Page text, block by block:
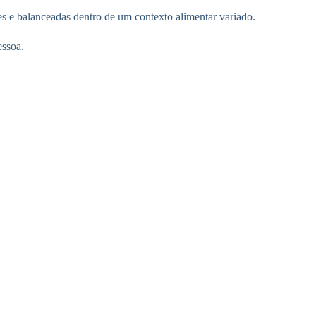
e balanceadas dentro de um contexto alimentar variado.